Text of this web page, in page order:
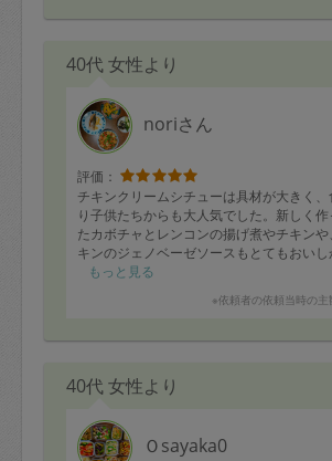
40代 女性より
noriさん
評価：
チキンクリームシチューは具材が大きく
り子供たちからも大人気でした。新しく
たカボチャとレンコンの揚げ煮やチキン
キンのジェノベーゼソースもとてもおいし
今回はこちらの不手際で材料の準備が不十
れています。いつもありがとうございます
もっと見る
※依頼者の依頼当時の主
40代 女性より
Ｏsayaka0